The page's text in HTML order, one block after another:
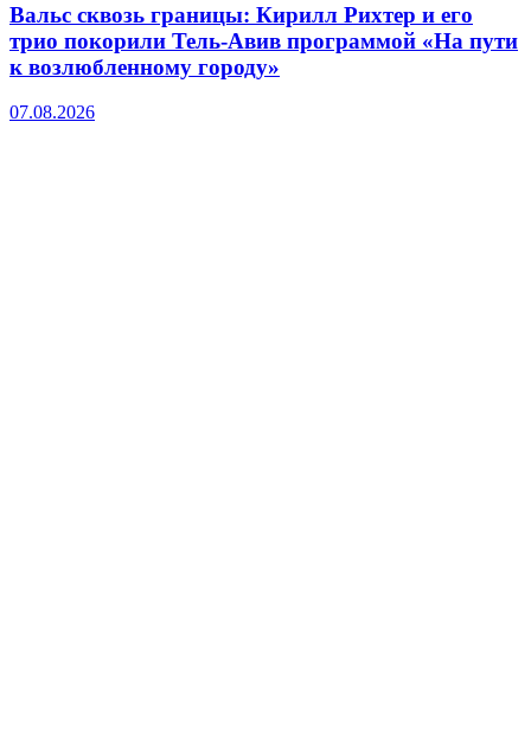
Вальс сквозь границы: Кирилл Рихтер и его
трио покорили Тель-Авив программой «На пути
к возлюбленному городу»
07.08.2026